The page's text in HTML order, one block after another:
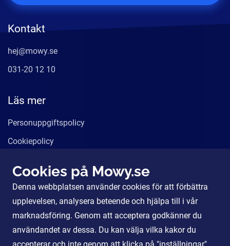
Kontakt
hej@mowy.se
031-20 12 10
Läs mer
Personuppgiftspolicy
Cookiepolicy
Våra tjänster
För Partners
Cookies på Mowy.se
Denna webbplatsen använder cookies för att förbättra
upplevelsen, analysera beteende och hjälpa till i vår
marknadsföring. Genom att acceptera godkänner du
användandet av dessa. Du kan välja vilka kakor du